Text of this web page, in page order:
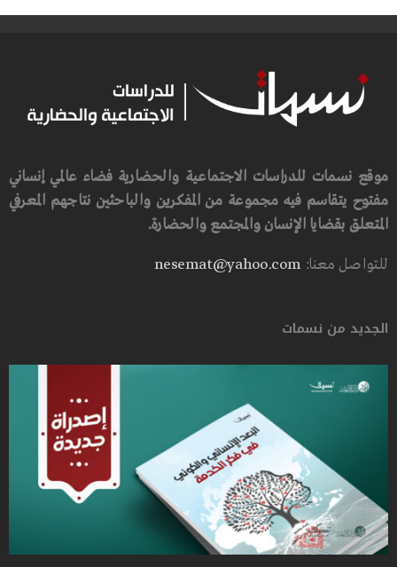
موقع نسمات للدراسات الاجتماعية والحضارية فضاء عالمي إنساني
مفتوح يتقاسم فيه مجموعة من المفكرين والباحثين نتاجهم المعرفي
المتعلق بقضايا الإنسان والمجتمع والحضارة.
للتواصل معنا:nesemat@yahoo.com
الجديد من نسمات